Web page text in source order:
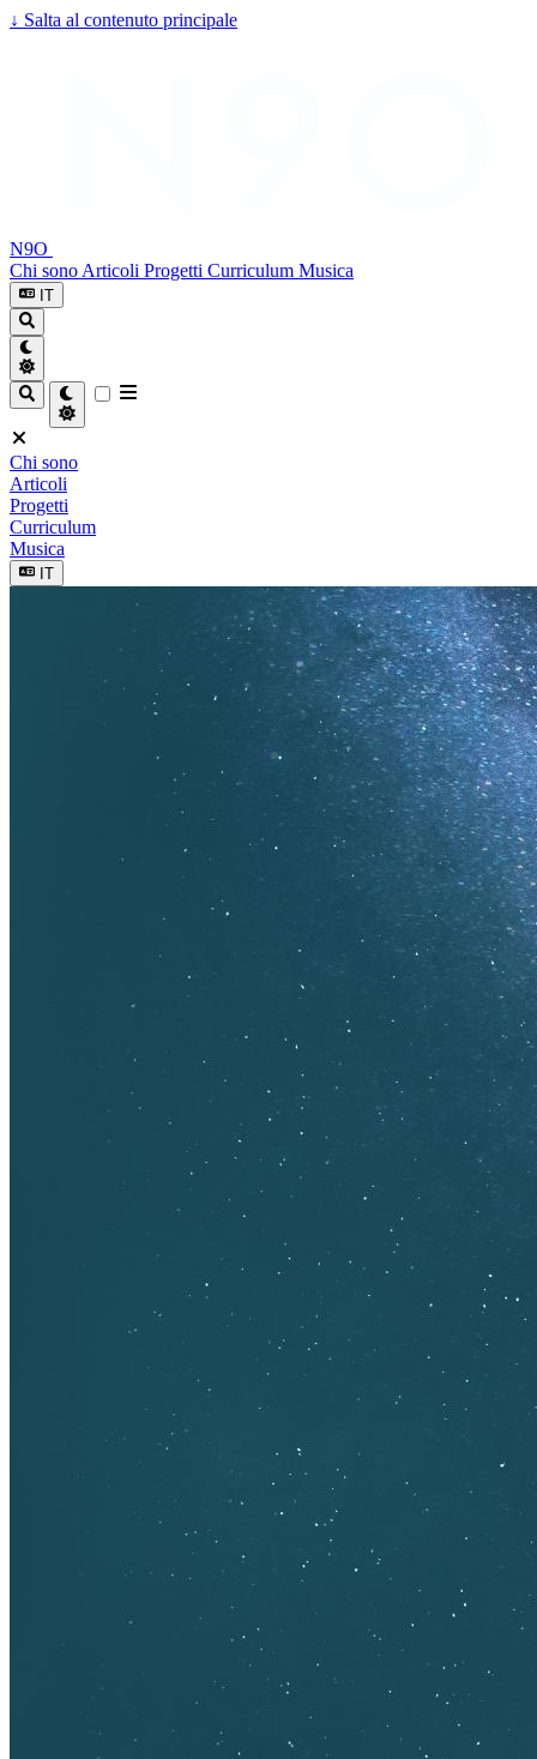
↓ Salta al contenuto principale
N9O
Chi sono Articoli Progetti Curriculum Musica
IT
Chi sono
Articoli
Progetti
Curriculum
Musica
IT